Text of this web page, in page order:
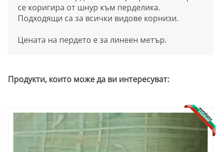
се коригира от шнур към перделика.
Подходящи са за всички видове корнизи.
Цената на пердето е за линеен метър.
Продукти, които може да ви интересуват: